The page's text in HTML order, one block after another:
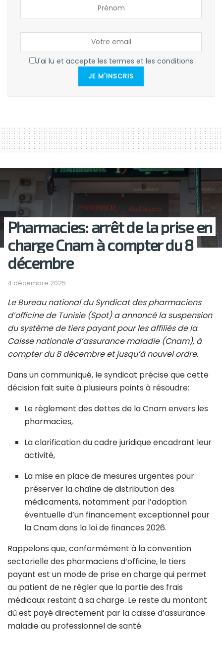
J'ai lu et accepte les termes et les conditions
JE M'INSCRIS
Pharmacies: arrêt de la prise en
charge Cnam à compter du 8
décembre
4 décembre 2025
Le Bureau national du Syndicat des pharmaciens
d’officine de Tunisie (Spot) a annoncé la suspension
du système de tiers payant pour les affiliés de la
Caisse nationale d’assurance maladie (Cnam), à
compter du 8 décembre et jusqu’à nouvel ordre.
Dans un communiqué, le syndicat précise que cette
décision fait suite à plusieurs points à résoudre:
Le règlement des dettes de la Cnam envers les
pharmacies,
La clarification du cadre juridique encadrant leur
activité,
La mise en place de mesures urgentes pour
préserver la chaîne de distribution des
médicaments, notamment par l’adoption
éventuelle d’un financement exceptionnel pour
la Cnam dans la loi de finances 2026.
Rappelons que, conformément à la convention
sectorielle des pharmaciens d’officine, le tiers
payant est un mode de prise en charge qui permet
au patient de ne régler que la partie des frais
médicaux restant à sa charge. Le reste du montant
dû est payé directement par la caisse d’assurance
maladie au professionnel de santé.